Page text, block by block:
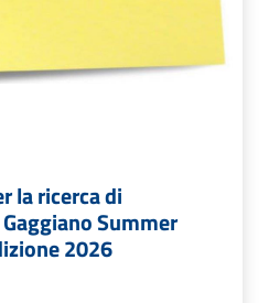
la ricerca di
Summer
2026